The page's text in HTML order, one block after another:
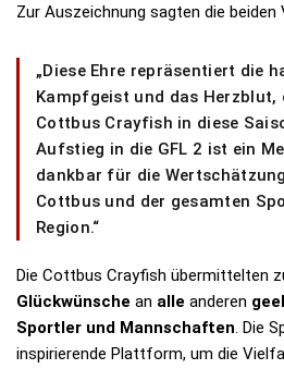
Zur Auszeichnung sagten die beiden
„Diese Ehre repräsentiert die
Kampfgeist und das Herzblut,
Cottbus Crayfish in diese
Aufstieg in die GFL 2 ist ein
dankbar für die
Cottbus und der gesamten
Region.“
Die Cottbus Crayfish übermittelten
Glückwünsche an alle anderen
Sportler und Mannschaften. Die
inspirierende Plattform, um die